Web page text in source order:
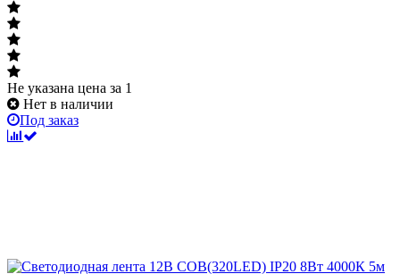
Не указана цена за 1
Нет в наличии
Под заказ